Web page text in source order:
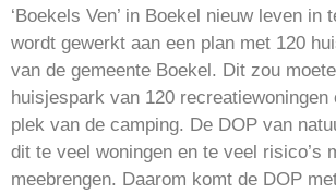
‘Boekels Ven’ in Boekel nieuw leven in
wordt gewerkt aan een plan met 120
van de gemeente Boekel. Dit zou
huisjespark van 120 recreatiewoningen
plek van de camping. De DOP van
dit te veel woningen en te veel risico’s
meebrengen. Daarom komt de DOP